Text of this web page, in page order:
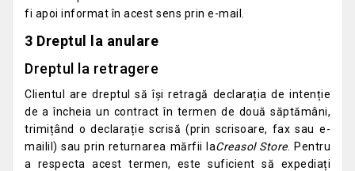
fi apoi informat în acest sens prin e-mail.
3 Dreptul la anulare
Dreptul la retragere
Clientul are dreptul să își retragă declarația de intenție
de a încheia un contract în termen de două săptămâni,
trimițând o declarație scrisă (prin scrisoare, fax sau e-
mailil) sau prin returnarea mărfii laCreasol Store. Pentru
a respecta acest termen, este suficient să expediați